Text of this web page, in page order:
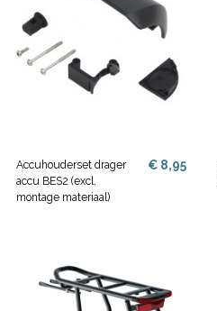
Accuhouderset drager
accu BES2 (excl.
montage materiaal)
€ 8,95